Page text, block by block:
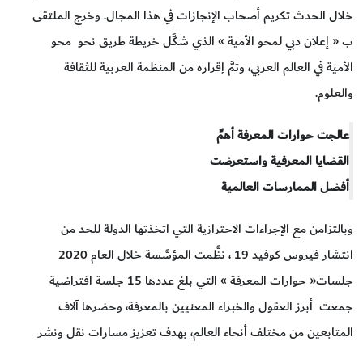
خلال الحدث تكريم أصحاب الإنجازات في هذا المجال. وخرج الملتقى
ب « إعلان دبي لمحو الأمية » الذي شكَّل خريطة طريق نحو محو
الأمية في العالم العربي، وتمَّ إقراره من المنظمة العربية للثقافة
والعلوم.
عالجت حوارات المعرفة أهمِّ
القضايا المعرفية واستعرضت
أفضل الممارسات العالمية
وبالتزامن مع الإجراءات الاحترازية التي اتخذتها الدولة للحد من
انتشار فيروس كوفيد 19 ، نظَّمت المؤسَّسة خلال العام 2020
جلسات« حوارات المعرفة » التي بلغ عددها 15 جلسة افتراضية
جمعت أبرز العقول والخبراء المعنيين بالمعرفة، وحضرها آلاف
المتابعين من مختلف أنحاء العالم، بهدف تعزيز مسارات نقل ونشر